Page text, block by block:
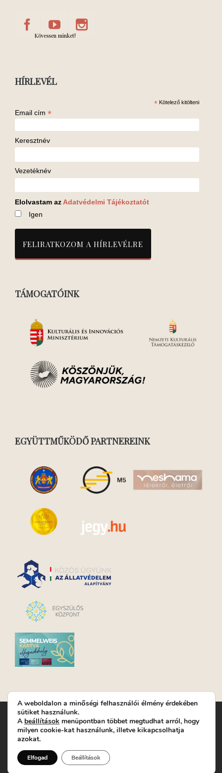
Kövessen minket!
HÍRLEVÉL
* Kötelező kitölteni
Email cím *
Keresztnév
Vezetéknév
Elolvastam az Adatvédelmi Tájékoztatót
Igen
TÁMOGATÓINK
EGYÜTTMŰKÖDŐ PARTNEREINK
Turay Ida Színház Közhasznú Nonprofit Kft. | Működési
helyszín: Turay Ida Színház 1089 Budapest, Kálvária tér 6. |
Levelezési cím: 1089 Budapest, Kálvária tér 14. | Titkárság:
Jegyrendelés: +36-70/607-2620
A weboldalon a minőségi felhasználói élmény érdekében
sütiket használunk.
A beállítások menüpontban többet megtudhat arról, hogy
milyen cookie-kat használunk, illetve kikapcsolhatja
azokat.
Elfogad Beállítások